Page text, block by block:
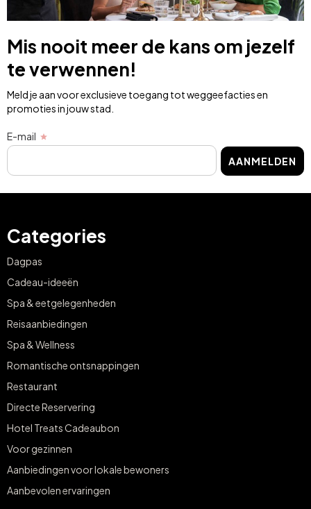
Mis nooit meer de kans om jezelf
te verwennen!
Meld je aan voor exclusieve toegang tot weggeefacties en
promoties in jouw stad.
E-mail
AANMELDEN
Categories
Dagpas
Cadeau-ideeën
Spa & eetgelegenheden
Reisaanbiedingen
Spa & Wellness
Romantische ontsnappingen
Restaurant
Directe Reservering
Hotel Treats Cadeaubon
Voor gezinnen
Aanbiedingen voor lokale bewoners
Aanbevolen ervaringen